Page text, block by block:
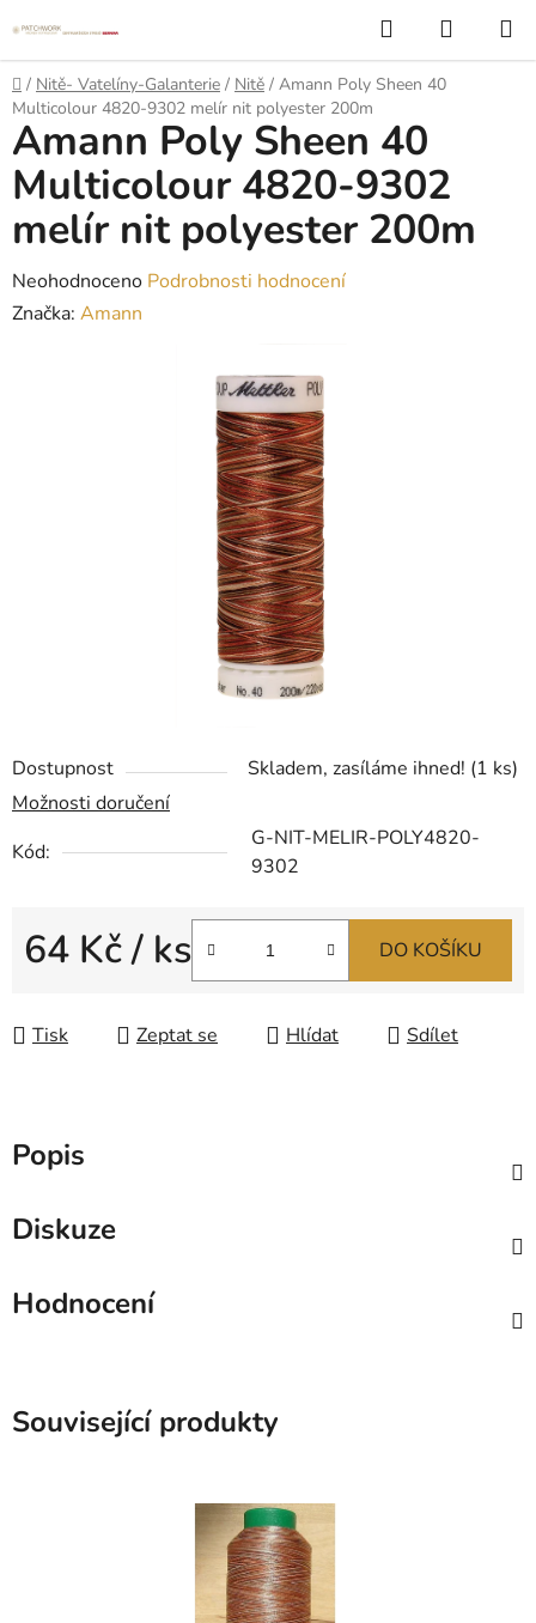
na
obsah
Hledat
KOŠÍK
Domů
/ Nitě- Vatelíny-Galanterie / Nitě / Amann Poly Sheen 40
Multicolour 4820-9302 melír nit polyester 200m
Dostupnost Skladem, zasíláme ihned! (1 ks)
Možnosti doručení
Kód:
G-NIT-MELIR-POLY4820-
9302
64 Kč/ ks DO KOŠÍKU
Tisk Zeptat se Hlídat Sdílet
Amann Poly Sheen 40
Multicolour 4820-9302
melír nit polyester 200m
Průměrné
hodnocení
Neohodnoceno Podrobnosti hodnocení
Značka: Amann
Popis
Diskuze
Hodnocení
Související produkty